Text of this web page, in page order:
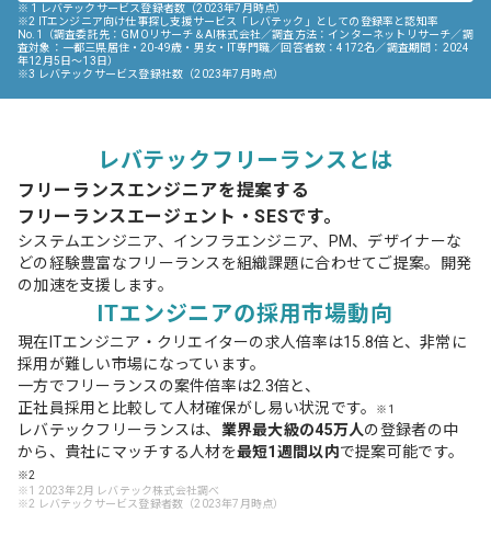
※ 1 レバテックサービス登録者数（2023年7月時点）
※2 ITエンジニア向け仕事探し支援サービス「レバテック」としての登録率と認知率
No.1（調査委託先：GMOリサーチ＆AI株式会社／調査方法：インターネットリサーチ／調
査対象：一都三県居住・20-49歳・男女・IT専門職／回答者数：4172名／調査期間：2024
年12月5日～13日）
※3 レバテックサービス登録社数（2023年7月時点）
レバテックフリーランスとは
フリーランスエンジニアを提案する
フリーランスエージェント・SESです。
システムエンジニア、インフラエンジニア、PM、デザイナーな
どの経験豊富なフリーランスを組織課題に合わせてご提案。開発
の加速を支援します。
ITエンジニアの採用市場動向
現在ITエンジニア・クリエイターの求人倍率は15.8倍と、非常に
採用が難しい市場になっています。
一方でフリーランスの案件倍率は2.3倍と、
正社員採用と比較して人材確保がし易い状況です。
※1
レバテックフリーランスは、 業界最大級の45万人の登録者の中
から、貴社にマッチする人材を最短1週間以内で提案可能です。
※2
※1 2023年2月 レバテック株式会社調べ
※2 レバテックサービス登録者数（2023年7月時点）